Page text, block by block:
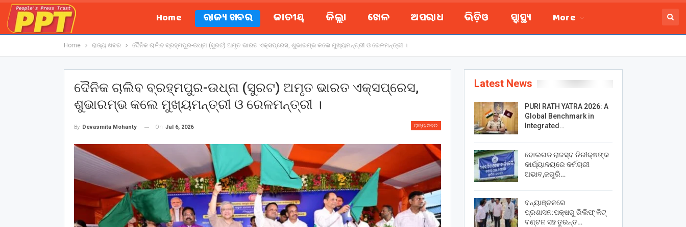
Home ରାଜ୍ୟ ଖବର ଜାତୀୟ ଜିଲ୍ଲା ଖେଳ ଅପରାଧ ଭିଡ଼ିଓ ସ୍ବାସ୍ଥ୍ୟ More
Home ରାଜ୍ୟ ଖବର ଦୈନିକ ଚାଲିବ ବ୍ରହ୍ମପୁର-ଉଧ୍‌ନା (ସୁରଟ) ଅମୃତ ଭାରତ ଏକ୍ସପ୍ରେସ, ଶୁଭାରମ୍ଭ କଲେ ମୁଖ୍ୟମନ୍ତ୍ରୀ ଓ ରେଳମନ୍ତ୍ରୀ ।
ଦୈନିକ ଚାଲିବ ବ୍ରହ୍ମପୁର-ଉଧ୍‌ନା (ସୁରଟ) ଅମୃତ ଭାରତ ଏକ୍ସପ୍ରେସ,
ଶୁଭାରମ୍ଭ କଲେ ମୁଖ୍ୟମନ୍ତ୍ରୀ ଓ ରେଳମନ୍ତ୍ରୀ ।
ରାଜ୍ୟ ଖବର
By Devasmita Mohanty On Jul 6, 2026
Latest News
PURI RATH YATRA 2026: A
Global Benchmark in
Integrated…
ବୋଲଗଡ ରାଜସ୍ବ ନିରୀକ୍ଷଙ୍କ
କାର୍ଯ୍ୟାଳୟରେ କର୍ମଚାରୀ
ଅଭାବ,ଜରୁରି…
ବନ୍ୟାଞ୍ଚଳରେ
ପ୍ରଶାସନ:ପକ୍ଷରୁ ରିଲିଫ୍ କିଟ୍
ବଣ୍ଟନ ସହ ତୁରନ୍ତ…